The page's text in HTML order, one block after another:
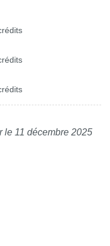
le 11 décembre 2025